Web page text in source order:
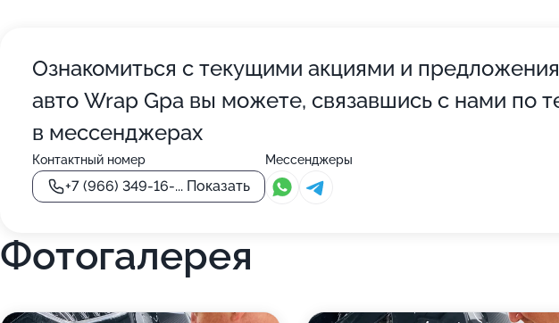
Ознакомиться с текущими акциями и
авто Wrap Gpa вы можете, связавшись с нами по
в мессенджерах
Контактный номер
+7 (966) 349-16-... Показать
Мессенджеры
Фотогалерея